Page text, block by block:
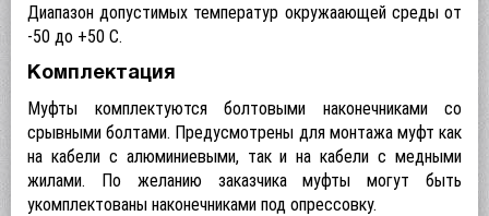
Диапазон допустимых температур окружаающей среды от
-50 до +50 C.
Комплектация
Муфты комплектуются болтовыми наконечниками со
срывными болтами. Предусмотрены для монтажа муфт как
на кабели с алюминиевыми, так и на кабели с медными
жилами. По желанию заказчика муфты могут быть
укомплектованы наконечниками под опрессовку.